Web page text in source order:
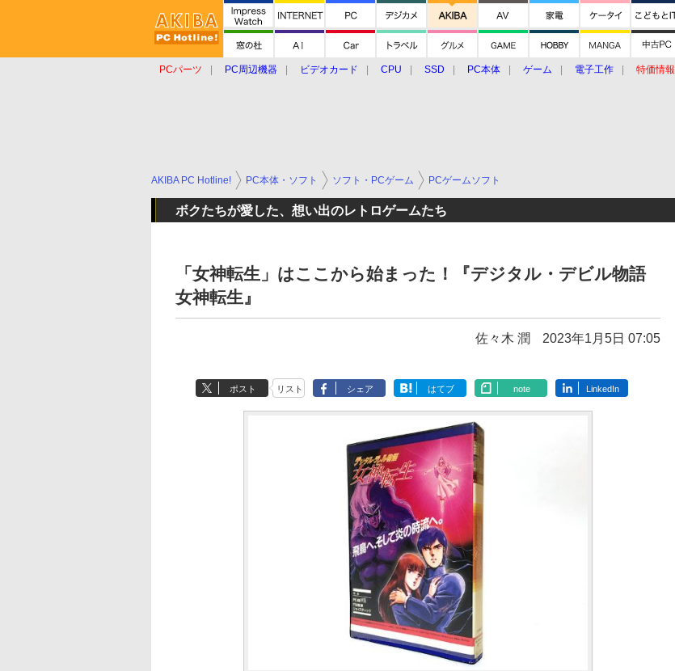
PCパーツ PC周辺機器 ビデオカード CPU SSD PC本体 ゲーム 電子工作 特価情報
AKIBA PC Hotline! PC本体・ソフト ソフト・PCゲーム PCゲームソフト
ボクたちが愛した、想い出のレトロゲームたち
「女神転生」はここから始まった！『デジタル・デビル物語
女神転生』
佐々木 潤 2023年1月5日 07:05
ポスト リスト シェア はてブ note LinkedIn